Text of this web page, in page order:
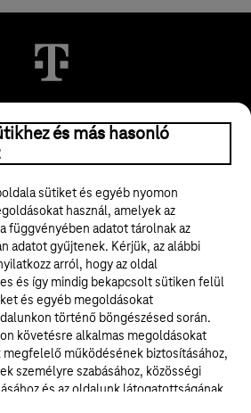
és más hasonló
sütiket és egyéb nyomon
használ, amelyek az
függvényében adatot tárolnak az
adatot gyűjtenek. Kérjük, az alábbi
arról, hogy az oldal
és így mindig bekapcsolt sütiken felül
és egyéb megoldásokat
történő böngészésed során.
követésre alkalmas megoldásokat
megfelelő működésének biztosításához,
személyre szabásához, közösségi
és az oldalunk látogatottságának